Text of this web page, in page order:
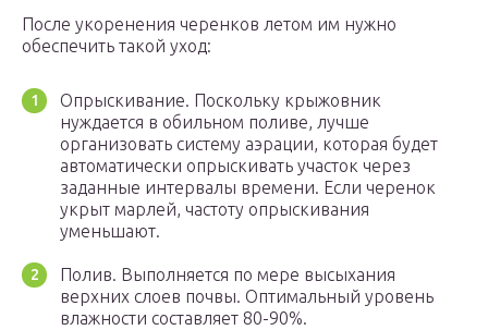
После укоренения черенков летом им нужно
обеспечить такой уход:
Опрыскивание. Поскольку крыжовник
нуждается в обильном поливе, лучше
организовать систему аэрации, которая будет
автоматически опрыскивать участок через
заданные интервалы времени. Если черенок
укрыт марлей, частоту опрыскивания
уменьшают.
Полив. Выполняется по мере высыхания
верхних слоев почвы. Оптимальный уровень
влажности составляет 80-90%.